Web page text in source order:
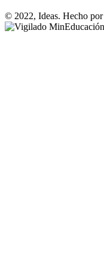
© 2022, Ideas. Hecho por